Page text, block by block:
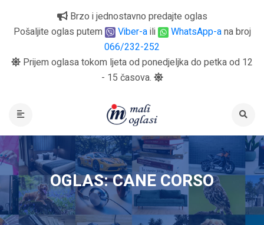
Brzo i jednostavno predajte oglas
Pošaljite oglas putem
Viber-aili WhatsApp-ana broj
066/232-252
Prijem oglasa tokom ljeta od ponedjeljka do petka od 12
- 15 časova.
OGLAS: CANE CORSO